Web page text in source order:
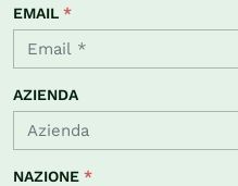
EMAIL *
AZIENDA
NAZIONE *